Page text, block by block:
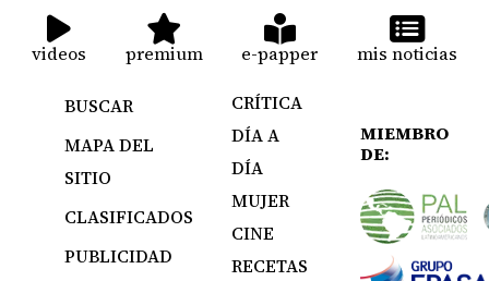
videos premium e-papper mis noticias
BUSCAR
MAPA DEL
SITIO
CLASIFICADOS
PUBLICIDAD
CRÍTICA
DÍA A
DÍA
MUJER
CINE
RECETAS
MIEMBRO
DE: